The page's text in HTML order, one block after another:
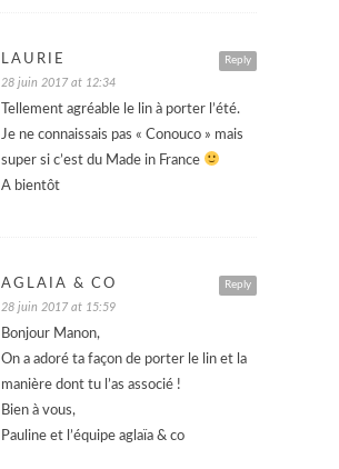
Reply
LAURIE
28 juin 2017 at 12:34
Tellement agréable le lin à porter l’été.
Je ne connaissais pas « Conouco » mais
super si c’est du Made in France
A bientôt
Reply
AGLAÏA & CO
28 juin 2017 at 15:59
Bonjour Manon,
On a adoré ta façon de porter le lin et la
manière dont tu l’as associé !
Bien à vous,
Pauline et l’équipe aglaïa & co